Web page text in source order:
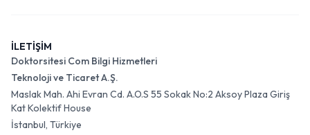
İLETİŞİM
Doktorsitesi Com Bilgi Hizmetleri
Teknoloji ve Ticaret A.Ş.
Maslak Mah. Ahi Evran Cd. A.O.S 55 Sokak No:2 Aksoy Plaza Giriş
Kat Kolektif House
İstanbul, Türkiye